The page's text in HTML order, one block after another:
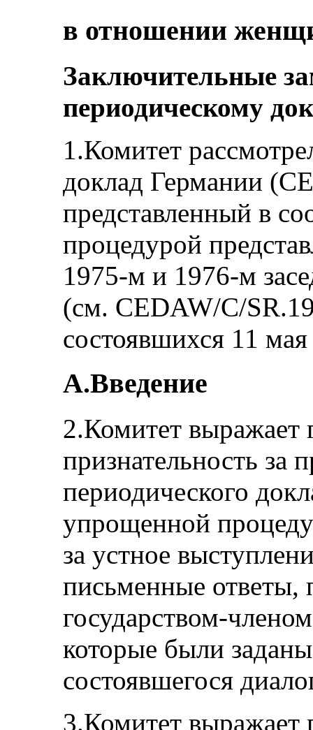
в отношении
Заключительные
периодическому
1.Комитет
доклад Германии
представленный в
процедурой
1975-м и 1976-м
(см. CEDAW/C/
состоявшихся 11
A.Введение
2.Комитет выражает
признательность за
периодического
упрощенной
за устное
письменные ответы,
государством-
которые были
состоявшегося
3.Комитет выражает